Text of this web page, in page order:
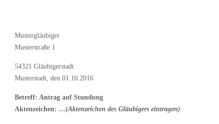
Mustergläubiger
Musterstraße 1
54321 Gläubigerstadt
Musterstadt, den 01.10.2016
Betreff: Antrag auf Stundung
Aktenzeichen: …(Aktenzeichen des Gläubigers eintragen)